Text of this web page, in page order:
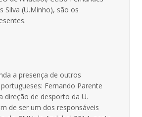
Silva (U.Minho), são os
a presença de outros
Fernando Parente
direção de desporto da U.
de ser um dos responsáveis